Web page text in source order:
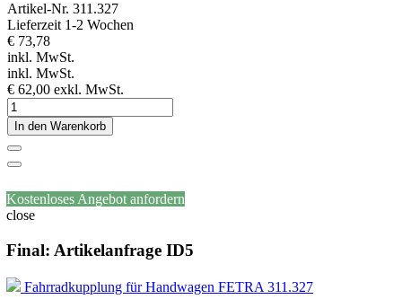
Artikel-Nr. 311.327
Lieferzeit 1-2 Wochen
€ 73,78
inkl. MwSt.
inkl. MwSt.
€ 62,00 exkl. MwSt.
In den Warenkorb
Kostenloses Angebot anfordern
close
Final: Artikelanfrage ID5
Fahrradkupplung für Handwagen FETRA 311.327